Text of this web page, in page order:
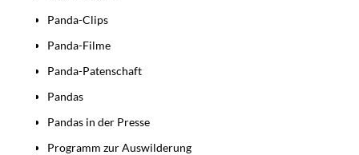
Panda-Clips
Panda-Filme
Panda-Patenschaft
Pandas
Pandas in der Presse
Programm zur Auswilderung